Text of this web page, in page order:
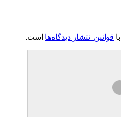
قوانین انتشار دیدگاه‌ها است.